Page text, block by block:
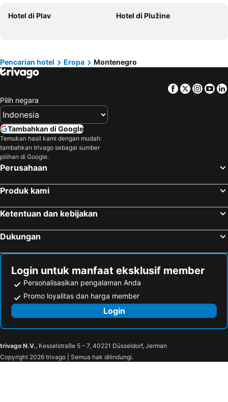
Hotel di Zurich
Hotel di Beijing
Hotel di Tokyo Prefektur
Hotel di Bangka-Belitung
Hotel di Plav Hotel di Plužine
Pencarian hotel Eropa Montenegro
Facebook
Twitter
Pilih negara
Tambahkan di Google
Temukan hasil kami dengan mudah:
tambahkan trivago sebagai sumber
pilihan di Google.
Perusahaan
Produk kami
Ketentuan dan kebijakan
Dukungan
Login untuk manfaat eksklusif member
Personalisasikan pengalaman Anda
Promo loyalitas dan harga member
Login
trivago N.V., Kesselstraße 5 – 7, 40221 Düsseldorf, Jerman
Copyright 2026 trivago | Semua hak dilindungi.